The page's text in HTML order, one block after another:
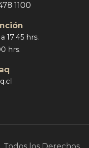
1100
17:45 hrs.
hrs.